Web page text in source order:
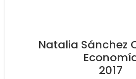
Natalia Sánchez
2017